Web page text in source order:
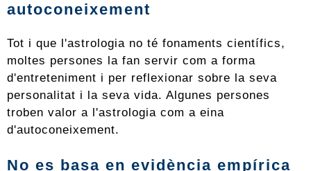
autoconeixement
Tot i que l'astrologia no té fonaments científics,
moltes persones la fan servir com a forma
d'entreteniment i per reflexionar sobre la seva
personalitat i la seva vida. Algunes persones
troben valor a l'astrologia com a eina
d'autoconeixement.
No es basa en evidència empírica